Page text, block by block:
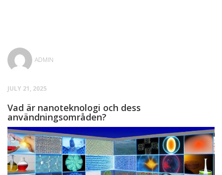
ADMIN
JULY 21, 2025
Vad är nanoteknologi och dess
användningsområden?